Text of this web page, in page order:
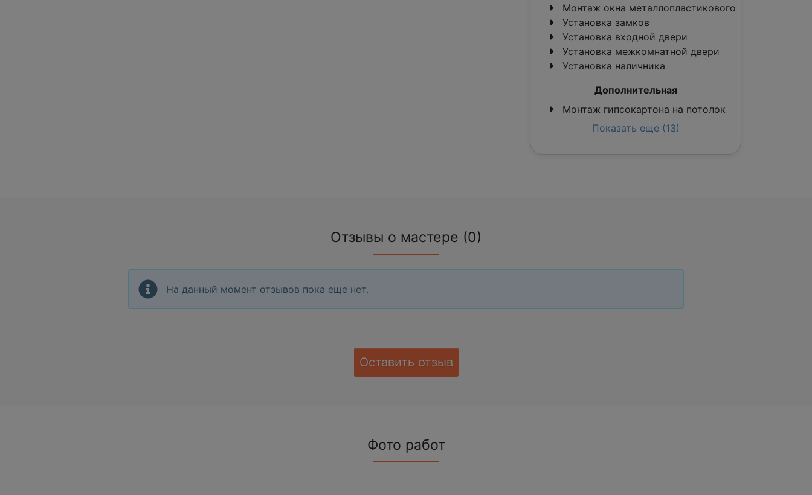
Монтаж окна металлопластикового
Установка замков
Установка входной двери
Установка межкомнатной двери
Установка наличника
Дополнительная
Монтаж гипсокартона на потолок
Показать еще (13)
Отзывы о мастере (0)
На данный момент отзывов пока еще нет.
Оставить отзыв
Фото работ